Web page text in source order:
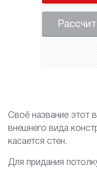
Своё название этот
внешнего вида
касается стен.
Для придания